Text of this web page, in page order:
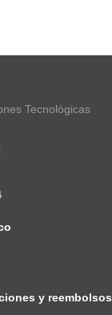
Tecnológicas
y reembolsos